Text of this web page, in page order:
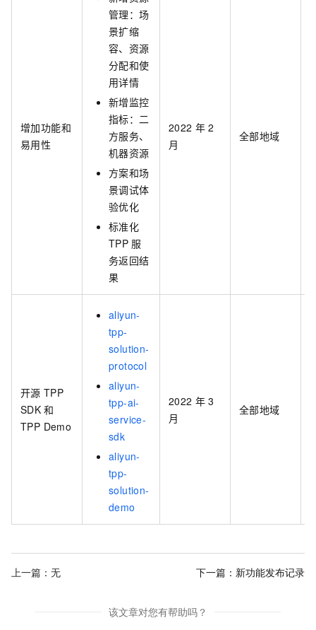
增加功能和
易用性
管理：场
景扩缩
容、资源
分配和使
用详情
新增监控
指标：二
方服务、
机器资源
方案和场
景调试体
验优化
标准化
TPP 服
务返回结
果
2022 年 2
月
全部地域
开源 TPP
SDK 和
TPP Demo
aliyun-
tpp-
solution-
protocol
aliyun-
tpp-ai-
service-
sdk
aliyun-
tpp-
solution-
demo
2022 年 3
月
全部地域
上一篇：无 下一篇： 新功能发布记录
该文章对您有帮助吗？